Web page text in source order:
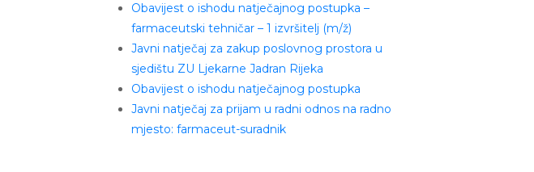
Obavijest o ishodu natječajnog postupka –
farmaceutski tehničar – 1 izvršitelj (m/ž)
Javni natječaj za zakup poslovnog prostora u
sjedištu ZU Ljekarne Jadran Rijeka
Obavijest o ishodu natječajnog postupka
Javni natječaj za prijam u radni odnos na radno
mjesto: farmaceut-suradnik